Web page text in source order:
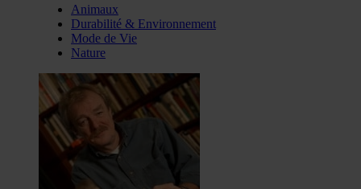
Animaux
Durabilité & Environnement
Mode de Vie
Nature